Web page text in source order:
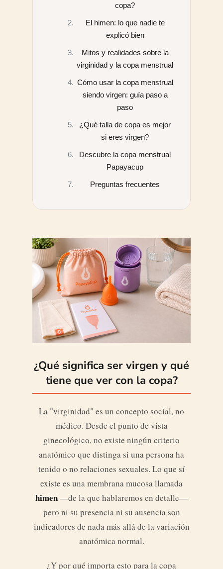
copa?
El himen: lo que nadie te
explicó bien
Mitos y realidades sobre la
virginidad y la copa menstrual
Cómo usar la copa menstrual
siendo virgen: guía paso a
paso
¿Qué talla de copa es mejor
si eres virgen?
Descubre la copa menstrual
Papayacup
Preguntas frecuentes
¿Qué significa ser virgen y qué
tiene que ver con la copa?
La "virginidad" es un concepto social, no
médico. Desde el punto de vista
ginecológico, no existe ningún criterio
anatómico que distinga si una persona ha
tenido o no relaciones sexuales. Lo que sí
existe es una membrana mucosa llamada
himen—de la que hablaremos en detalle—
pero ni su presencia ni su ausencia son
indicadores de nada más allá de la variación
anatómica normal.
¿Y por qué importa esto para la copa